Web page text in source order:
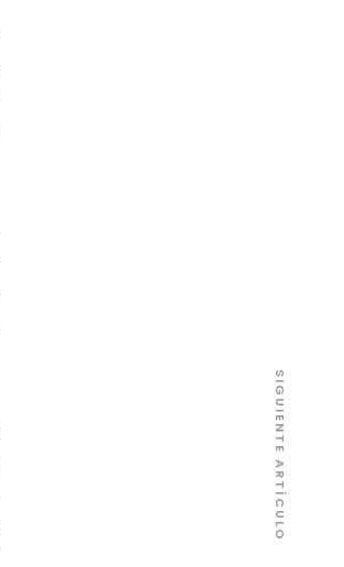
SIGUIENTE ARTÍCULO